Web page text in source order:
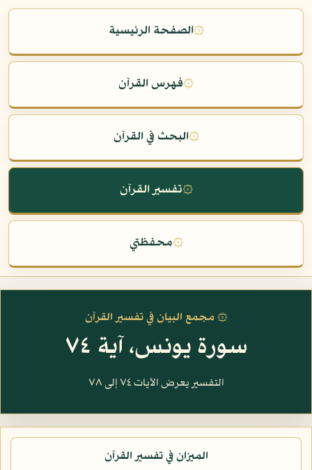
۞الصفحة الرئيسية
۞فهرس القرآن
۞البحث في القرآن
۞تفسير القرآن
۞محفظتي
۞ مجمع البيان في تفسير القرآن
سورة يونس، آية ٧٤
التفسير يعرض الآيات ٧٤ إلى ٧٨
الميزان في تفسير القرآن